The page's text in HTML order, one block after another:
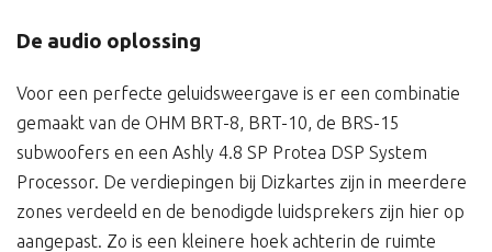
De audio oplossing
Voor een perfecte geluidsweergave is er een combinatie
gemaakt van de OHM BRT-8, BRT-10, de BRS-15
subwoofers en een Ashly 4.8 SP Protea DSP System
Processor. De verdiepingen bij Dizkartes zijn in meerdere
zones verdeeld en de benodigde luidsprekers zijn hier op
aangepast. Zo is een kleinere hoek achterin de ruimte